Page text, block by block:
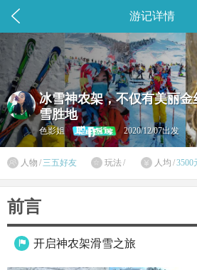
 游记详情
冰雪神农架，不仅有美丽
雪胜地
色影姐 2020/12/07出发
 人物 / 三五好友 玩法 /  人均 /3500
前言
 开启神农架滑雪之旅